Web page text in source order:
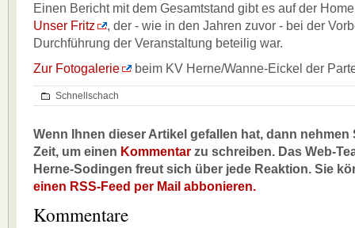
Einen Bericht mit dem Gesamtstand gibt es auf der
Unser Fritz
, der - wie in den Jahren zuvor - bei der
Durchführung der Veranstaltung beteilig war.
Zur Fotogalerie
beim KV Herne/Wanne-Eickel der
Schnellschach
Wenn Ihnen dieser Artikel gefallen hat, dann nehmen
Zeit, um einen Kommentar zu schreiben. Das Web-
Herne-Sodingen freut sich über jede Reaktion. Sie
einen RSS-Feed per Mail abbonieren.
Kommentare